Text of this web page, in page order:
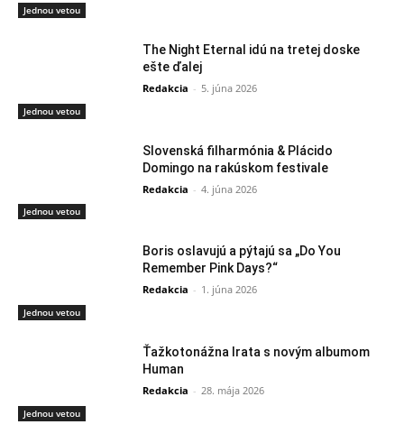
Jednou vetou
Jednou vetou
The Night Eternal idú na tretej doske
ešte ďalej
Redakcia - 5. júna 2026
Jednou vetou
Slovenská filharmónia & Plácido
Domingo na rakúskom festivale
Redakcia - 4. júna 2026
Jednou vetou
Boris oslavujú a pýtajú sa „Do You
Remember Pink Days?“
Redakcia - 1. júna 2026
Jednou vetou
Ťažkotonážna Irata s novým albumom
Human
Redakcia - 28. mája 2026